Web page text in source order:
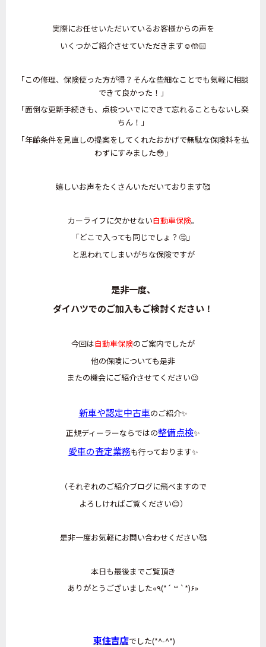
実際にお任せいただいているお客様からの声を
いくつかご紹介させていただきます☺️🤲🏻
「この修理、保険使った方が得？そんな些細なことでも気軽に相談
できて良かった！」
「面倒な更新手続きも、点検ついでにできて忘れることもないし楽
ちん！」
「年齢条件を見直しの提案をしてくれたおかげで無駄な保険料を払
わずにすみました😳」
嬉しいお声をたくさんいただいております🥰
カーライフに欠かせない自動車保険。
「どこで入っても同じでしょ？🤔」
と思われてしまいがちな保険ですが
是非一度、
ダイハツでのご加入もご検討ください！
今回は自動車保険のご案内でしたが
他の保険についても是非
またの機会にご紹介させてください😉
新車や認定中古車のご紹介✨️
正規ディーラーならではの整備点検✨️
愛車の査定業務も行っております✨️
（それぞれのご紹介ブログに飛べますので
よろしければご覧ください😊）
是非一度お気軽にお問い合わせください🥰
本日も最後までご覧頂き
ありがとうございました«٩(*´ ꒳ `*)۶»
東住吉店でした(*^-^*)